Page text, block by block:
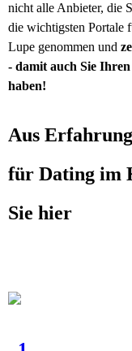
nicht alle Anbieter, die
die wichtigsten Portale
Lupe genommen und
- damit auch Sie
haben!
Aus
für Dating im
Sie hier